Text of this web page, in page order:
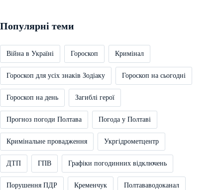
Популярні теми
Війна в Україні Гороскоп Кримінал
Гороскоп для усіх знаків Зодіаку Гороскоп на сьогодні
Гороскоп на день Загиблі герої
Прогноз погоди Полтава Погода у Полтаві
Кримінальне провадження Укргідрометцентр
ДТП ГПВ Графіки погодинних відключень
Порушення ПДР Кременчук Полтававодоканал